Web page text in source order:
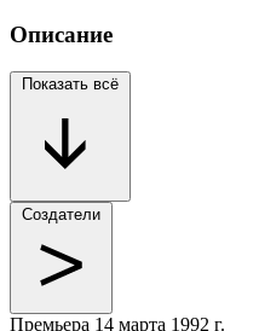
Описание
Показать всё
Создатели
Премьера 14 марта 1992 г.